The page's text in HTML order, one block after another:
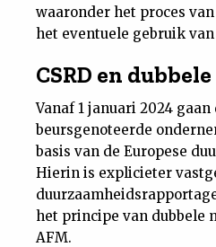
waaronder het proces
het eventuele gebruik
CSRD en
Vanaf 1 januari 2024
beursgenoteerde
basis van de Europese
Hierin is explicieter
het principe van dubbele
AFM.